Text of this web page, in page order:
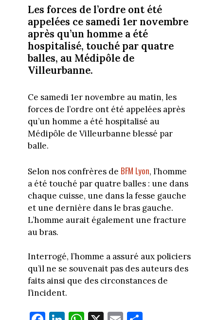
Les forces de l’ordre ont été
appelées ce samedi 1er novembre
après qu’un homme a été
hospitalisé, touché par quatre
balles, au Médipôle de
Villeurbanne.
Ce samedi 1er novembre au matin, les
forces de l’ordre ont été appelées après
qu’un homme a été hospitalisé au
Médipôle de Villeurbanne blessé par
balle.
Selon nos confrères de BFM Lyon, l’homme
a été touché par quatre balles : une dans
chaque cuisse, une dans la fesse gauche
et une dernière dans le bras gauche.
L’homme aurait également une fracture
au bras.
Interrogé, l’homme a assuré aux policiers
qu’il ne se souvenait pas des auteurs des
faits ainsi que des circonstances de
l’incident.